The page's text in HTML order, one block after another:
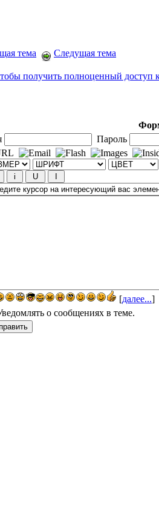
тема Следущая тема
получить полноценный доступ
Пароль
[далее...]
о сообщениях в теме.